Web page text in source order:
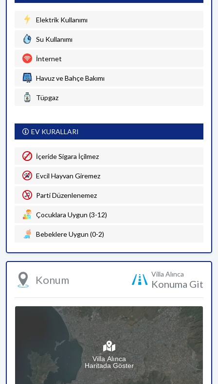
Elektrik Kullanımı
Su Kullanımı
İnternet
Havuz ve Bahçe Bakımı
Tüpgaz
EV KURALLARI
İçeride Sigara İçilmez
Evcil Hayvan Giremez
Parti Düzenlenemez
Çocuklara Uygun (3-12)
Bebeklere Uygun (0-2)
Konum Villa Alınca
Konuma Git
Villa Alınca
Haritada Göster